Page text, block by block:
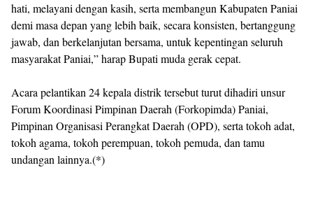
hati, melayani dengan kasih, serta membangun Kabupaten Paniai
demi masa depan yang lebih baik, secara konsisten, bertanggung
jawab, dan berkelanjutan bersama, untuk kepentingan seluruh
masyarakat Paniai,” harap Bupati muda gerak cepat.
‎Acara pelantikan 24 kepala distrik tersebut turut dihadiri unsur
Forum Koordinasi Pimpinan Daerah (Forkopimda) Paniai,
Pimpinan Organisasi Perangkat Daerah (OPD), serta tokoh adat,
tokoh agama, tokoh perempuan, tokoh pemuda, dan tamu
undangan lainnya.(*)